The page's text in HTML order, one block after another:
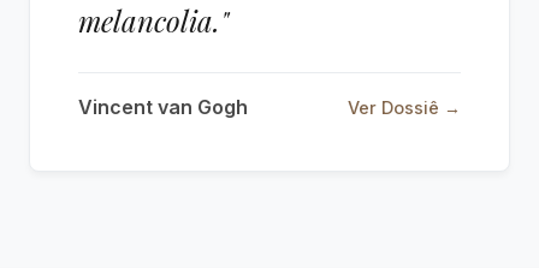
melancolia."
Vincent van Gogh Ver Dossiê →